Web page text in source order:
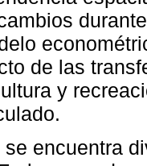
de las
y
se encuentra